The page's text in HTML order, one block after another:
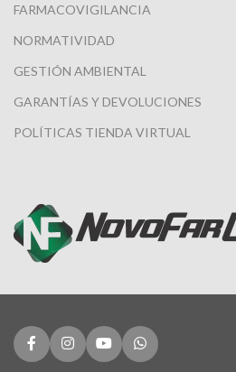
FARMACOVIGILANCIA
NORMATIVIDAD
GESTIÓN AMBIENTAL
GARANTÍAS Y DEVOLUCIONES
POLÍTICAS TIENDA VIRTUAL